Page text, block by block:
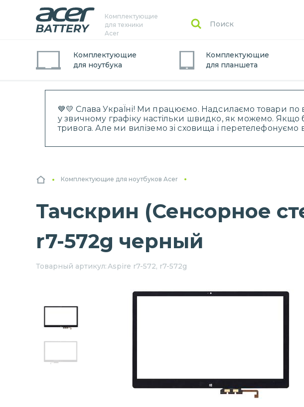
💙💛 Слава УкраЇні! Ми працюємо. Надсилаємо товари
у звичному графіку настільки швидко, як можемо. Якщо
тривога. Але ми виліземо зі сховища і перетелефонуємо
Комплектующие
для техники
Acer
Комплектующие
для ноутбука
Комплектующие
для планшета
Комплектующие для ноутбуков Acer
Тачскрин (Сенсорное
r7-572g черный
Товарный артикул:Aspire r7-572, r7-572g